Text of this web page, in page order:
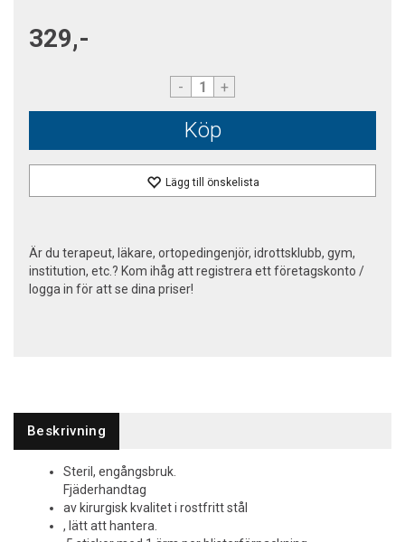
329,-
- +
Köp
Lägg till önskelista
Är du terapeut, läkare, ortopedingenjör, idrottsklubb, gym,
institution, etc.? Kom ihåg att registrera ett företagskonto /
logga in för att se dina priser!
Beskrivning
Steril, engångsbruk.
Fjäderhandtag
av kirurgisk kvalitet i rostfritt stål
, lätt att hantera.